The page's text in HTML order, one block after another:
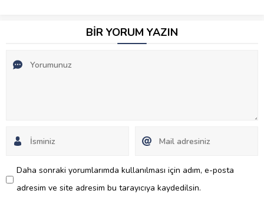
BİR YORUM YAZIN
Daha sonraki yorumlarımda kullanılması için adım, e-posta
adresim ve site adresim bu tarayıcıya kaydedilsin.